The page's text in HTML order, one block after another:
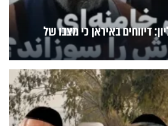
דיווחים באיראן כי מצבו של